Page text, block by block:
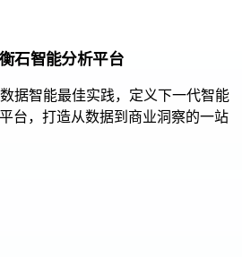
石智能分析平台
据智能最佳实践，定义下一代智能
台，打造从数据到商业洞察的一站